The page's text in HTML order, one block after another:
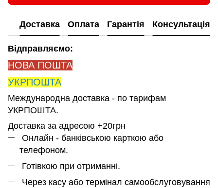
Доставка Оплата Гарантія Консультація
Відправляємо:
НОВА ПОШТА
УКРПОШТА
Международна доставка - по тарифам
УКРПОШТА.
Доставка за адресою +20грн
Онлайн - банківською карткою або
телефоном.
Готівкою при отриманні.
Через касу або термінал самообслуговування